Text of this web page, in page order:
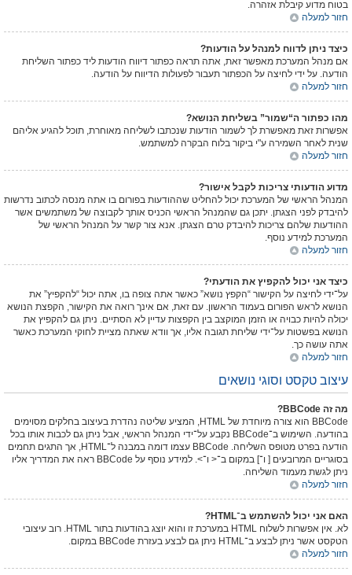
בטוח מדוע קיבלת אזהרה.
חזור למעלה
כיצד ניתן לדווח למנהל על הודעות?
אם מנהל המערכת מאפשר זאת, אתה תראה כפתור דיווח הודעות ליד כפתור השליחת
הודעה. על ידי לחיצה על הכפתור תעבור לפעולות הדיווח על הודעה.
חזור למעלה
מהו כפתור ה“שמור” בשליחת הנושא?
אפשרות זאת מאפשרת לך לשמור הודעות שנכתבו לשליחה מאוחרת, תוכל להגיע אליהם
שנית לאחר השמירה ע"י ביקור בלוח הבקרה למשתמש.
חזור למעלה
מדוע הודעותי צריכות לקבל אישור?
המנהל הראשי של המערכת יכול להחליט שההודעות בפורום בו אתה מנסה לכתוב נדרשות
להיבדק לפני הצגתן. יתכן גם שהמנהל הראשי הכניס אותך לקבוצה של משתמשים אשר
ההודעות שלהם צריכות להיבדק טרם הצגתן. אנא צור קשר על המנהל הראשי של
המערכת למידע נוסף.
חזור למעלה
כיצד אני יכול להקפיץ את הודעתי?
על־ידי לחיצה על הקישור “הקפץ נושא” כאשר אתה צופה בו, אתה יכול “להקפיץ” את
הנושא לראש הפורום בעמוד הראשון. עם זאת, אם אינך רואה את הקישור, הקפצת הנושא
יכולה להיות כבויה או הזמן המוקצב בין הקפצות עדיין לא הסתיים. ניתן גם להקפיץ את
הנושא בפשטות על־ידי שליחת תגובה אליו, אך וודא שאתה מציית לחוקי המערכת כאשר
אתה עושה כך.
חזור למעלה
עיצוב טקסט וסוגי נושאים
מה זה BBCode?
BBCode הוא צורה מיוחדת של HTML, המציע שליטה נהדרת בעיצוב בחלקים מסוימים
בהודעה. השימוש ב־BBCode נקבע על־ידי המנהל הראשי, אבל ניתן גם לכבות אותו בכל
הודעה בפרט מטופס השליחה. BBCode עצמו דומה במבנה ל־HTML, אך התגים תחמים
בסוגריים המרובעים [ ו־] במקום ב־< ו־>. למידע נוסף על BBCode ראה את המדריך אליו
ניתן לגשת מעמוד השליחה.
חזור למעלה
האם אני יכול להשתמש ב־HTML?
לא. אין אפשרות לשלוח HTML במערכת זו והוא יוצג בהודעות בתור HTML. רוב עיצובי
הטקסט אשר ניתן לבצע ב־HTML ניתן גם לבצע בעזרת BBCode במקום.
חזור למעלה